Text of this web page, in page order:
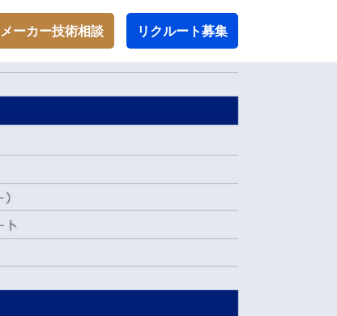
メーカー技術相談 リクルート募集